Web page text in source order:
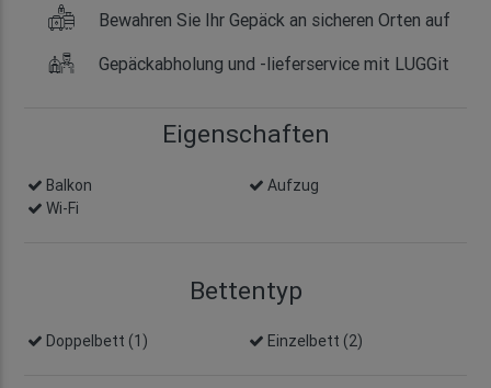
Bewahren Sie Ihr Gepäck an sicheren Orten auf
Gepäckabholung und -lieferservice mit LUGGit
Eigenschaften
Balkon
Aufzug
Wi-Fi
Bettentyp
Doppelbett (1) Einzelbett (2)